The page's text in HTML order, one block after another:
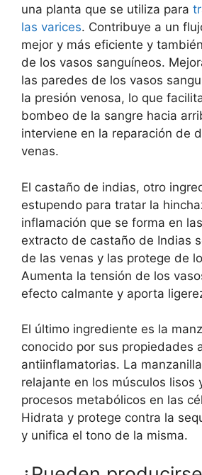
una planta que se utiliza para
las varices. Contribuye a un
mejor y más eficiente y
de los vasos sanguíneos.
las paredes de los vasos
la presión venosa, lo que
bombeo de la sangre hacia
interviene en la reparación de
venas.
El castaño de indias, otro
estupendo para tratar la
inflamación que se forma en
extracto de castaño de Indias
de las venas y las protege de
Aumenta la tensión de los
efecto calmante y aporta
El último ingrediente es la
conocido por sus propiedades
antiinflamatorias. La
relajante en los músculos lisos
procesos metabólicos en las
Hidrata y protege contra la
y unifica el tono de la misma.